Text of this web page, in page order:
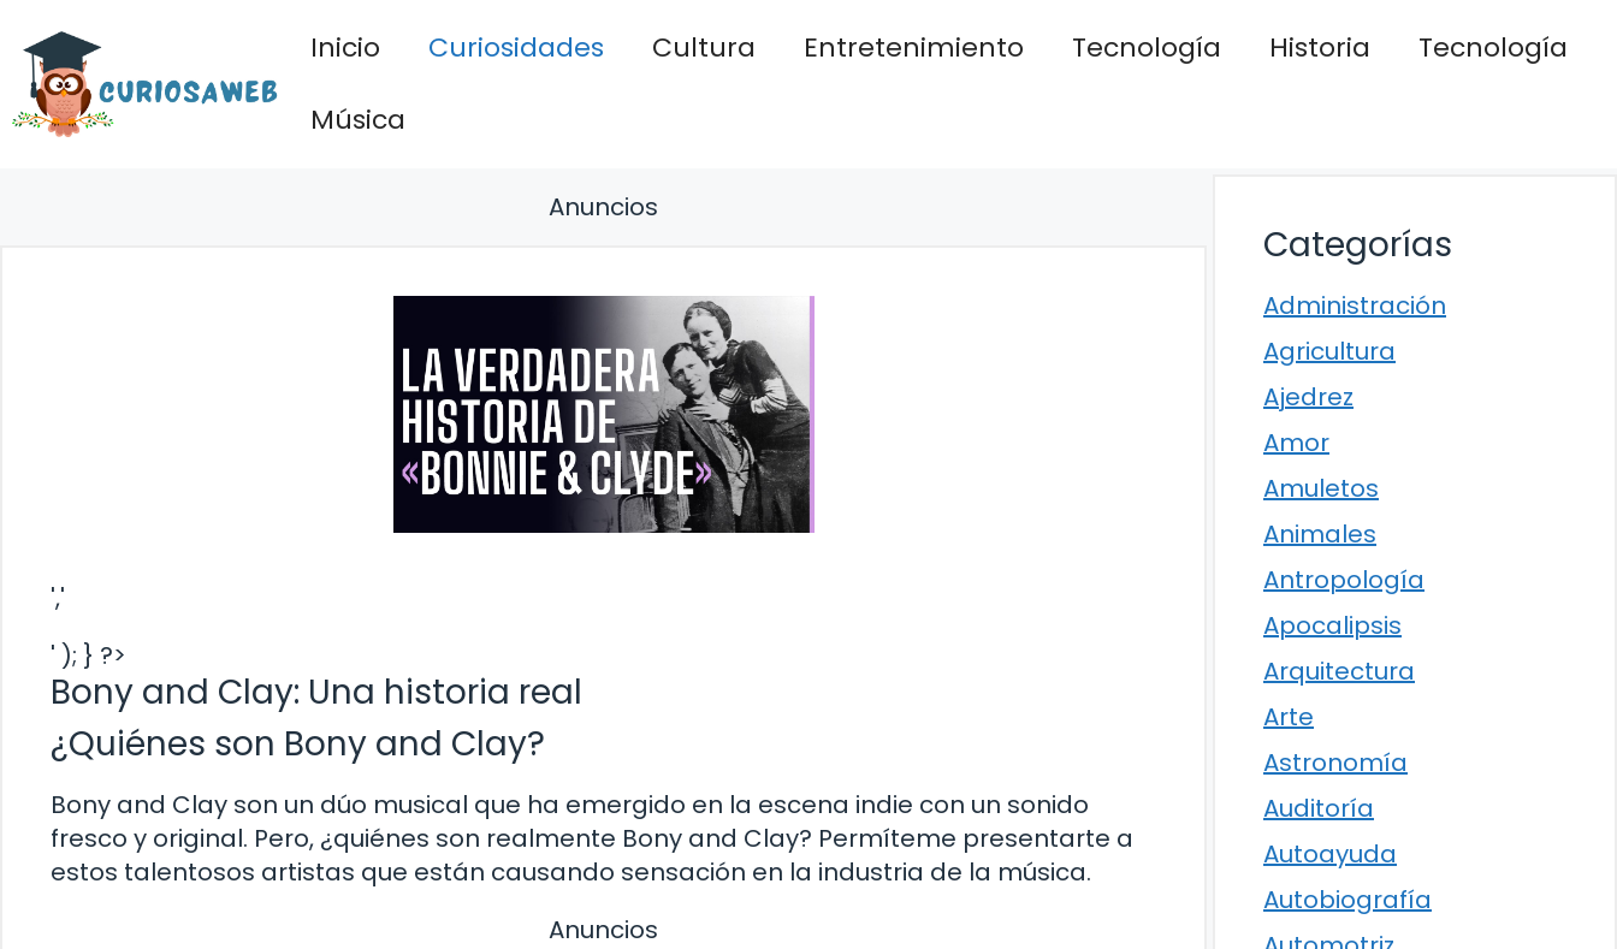
contenido
Inicio Curiosidades Cultura Entretenimiento Tecnología Historia
Tecnología
Música
Anuncios
','
' ); } ?>
Bony and Clay: Una historia real
¿Quiénes son Bony and Clay?
Bony and Clay son un dúo musical que ha emergido en la escena indie con un sonido
fresco y original. Pero, ¿quiénes son realmente Bony and Clay? Permíteme presentarte a
estos talentosos artistas que están causando sensación en la industria de la música.
Anuncios
Categorías
Administración
Agricultura
Ajedrez
Amor
Amuletos
Animales
Antropología
Apocalipsis
Arquitectura
Arte
Astronomía
Auditoría
Autoayuda
Autobiografía